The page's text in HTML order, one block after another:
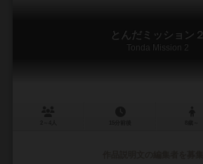
とんだミッション２
Tonda Mission 2